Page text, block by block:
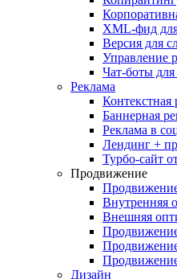
XML-фид
Версия для
Управление
Чат-боты для
Реклама
Контекстная
Баннерная
Реклама в
Лендинг +
Турбо-сайт
Продвижение
Внутренняя
Внешняя
Дизайн